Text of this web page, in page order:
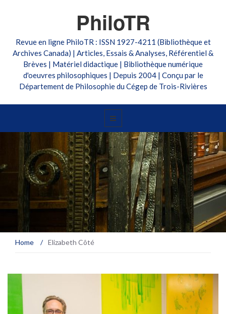
PhiloTR
Revue en ligne PhiloTR : ISSN 1927-4211 (Bibliothèque et
Archives Canada) | Articles, Essais & Analyses, Référentiel &
Brèves | Matériel didactique | Bibliothèque numérique
d'oeuvres philosophiques | Depuis 2004 | Conçu par le
Département de Philosophie du Cégep de Trois-Rivières
Home / Elizabeth Côté